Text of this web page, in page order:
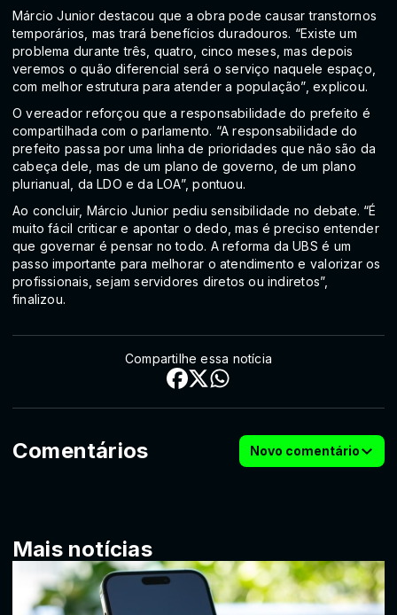
Márcio Junior destacou que a obra pode causar transtornos
temporários, mas trará benefícios duradouros. “Existe um
problema durante três, quatro, cinco meses, mas depois
veremos o quão diferencial será o serviço naquele espaço,
com melhor estrutura para atender a população”, explicou.
O vereador reforçou que a responsabilidade do prefeito é
compartilhada com o parlamento. “A responsabilidade do
prefeito passa por uma linha de prioridades que não são da
cabeça dele, mas de um plano de governo, de um plano
plurianual, da LDO e da LOA”, pontuou.
Ao concluir, Márcio Junior pediu sensibilidade no debate. “É
muito fácil criticar e apontar o dedo, mas é preciso entender
que governar é pensar no todo. A reforma da UBS é um
passo importante para melhorar o atendimento e valorizar os
profissionais, sejam servidores diretos ou indiretos”,
finalizou.
Compartilhe essa notícia
Comentários Novo comentário
Mais notícias